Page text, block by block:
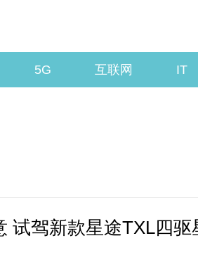
5G 互联网 IT
试驾新款星途TXL四驱